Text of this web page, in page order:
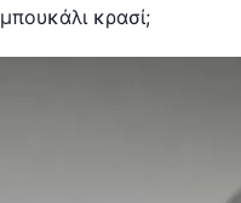
κρασί;